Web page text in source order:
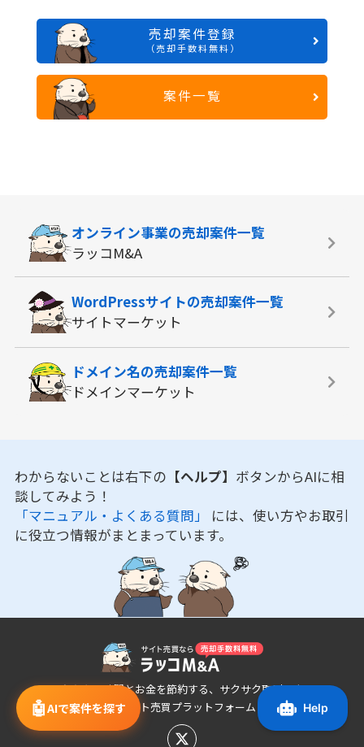
売却案件登録
（売却手数料無料）
案件一覧
🤖AIで案件を探す
オンライン事業の売却案件一覧
ラッコM&A
WordPressサイトの売却案件一覧
サイトマーケット
ドメイン名の売却案件一覧
ドメインマーケット
わからないことは右下の 【ヘルプ】 ボタンからAIに相
談してみよう！
「マニュアル・よくある質問」 には、使い方やお取引
に役立つ情報がまとまっています。
あなたの時間とお金を節約する、サクサク取引でき
るサイト売買プラットフォーム